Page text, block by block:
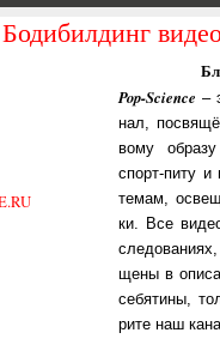
Бодибилдинг
Pop-Science –
нал,
во­му
спорт-пи­ту
те­мам,
ки. Все
ще­ны в
се­бя­ти­ны,
ри­те наш